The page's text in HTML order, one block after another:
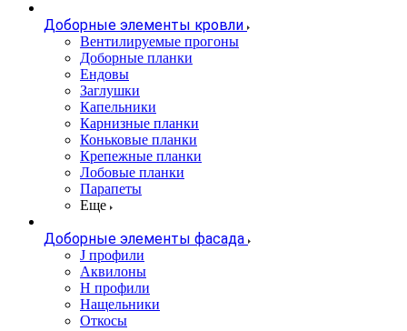
Доборные элементы кровли
Вентилируемые прогоны
Доборные планки
Ендовы
Заглушки
Капельники
Карнизные планки
Коньковые планки
Крепежные планки
Лобовые планки
Парапеты
Еще
Доборные элементы фасада
J профили
Аквилоны
Н профили
Нащельники
Откосы